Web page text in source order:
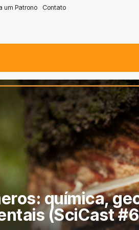
um Patrono Contato
química,
(SciCast